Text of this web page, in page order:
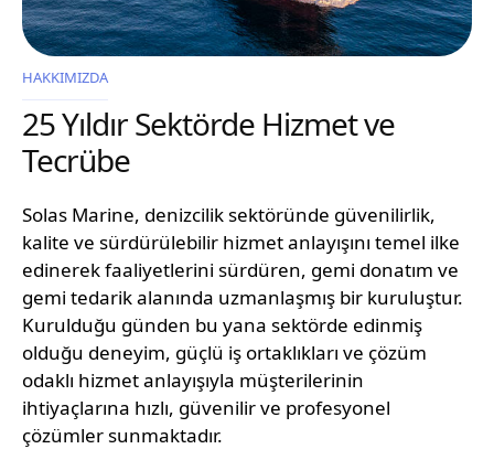
HAKKIMIZDA
25 Yıldır Sektörde Hizmet ve
Tecrübe
Solas Marine, denizcilik sektöründe güvenilirlik,
kalite ve sürdürülebilir hizmet anlayışını temel ilke
edinerek faaliyetlerini sürdüren, gemi donatım ve
gemi tedarik alanında uzmanlaşmış bir kuruluştur.
Kurulduğu günden bu yana sektörde edinmiş
olduğu deneyim, güçlü iş ortaklıkları ve çözüm
odaklı hizmet anlayışıyla müşterilerinin
ihtiyaçlarına hızlı, güvenilir ve profesyonel
çözümler sunmaktadır.